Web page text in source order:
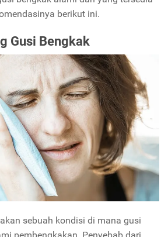
berikut ini.
Gusi Bengkak
sebuah kondisi di mana gusi
pembengkakan. Penyebab dari